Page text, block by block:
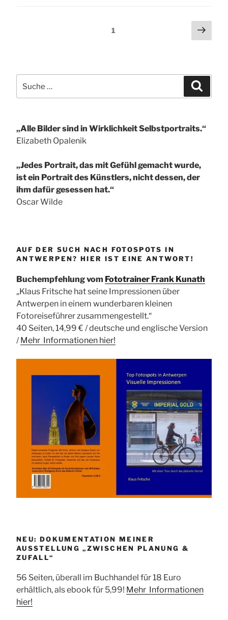
Seitennummerierung
Seite1
nach:
„Alle Bilder sind in Wirklichkeit Selbstportraits.“
Elizabeth Opalenik
„Jedes Portrait, das mit Gefühl gemacht wurde,
ist ein Portrait des Künstlers, nicht dessen, der
ihm dafür gesessen hat.“
Oscar Wilde
AUF DER SUCH NACH FOTOSPOTS IN
ANTWERPEN? HIER IST EINE ANTWORT!
Buchempfehlung vom Fototrainer Frank Kunath
„Klaus Fritsche hat seine Impressionen über
Antwerpen in einem wunderbaren kleinen
Fotoreiseführer zusammengestellt.“
40 Seiten, 14,99 € / deutsche und englische Version
/Mehr Informationen hier!
NEU: DOKUMENTATION MEINER
AUSSTELLUNG „ZWISCHEN PLANUNG &
ZUFALL“
56 Seiten, überall im Buchhandel für 18 Euro
erhältlich, als ebook für 5,99! Mehr Informationen
hier!